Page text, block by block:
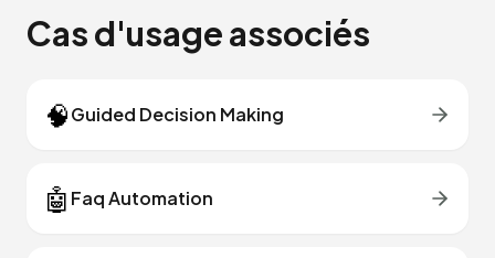
Cas d'usage associés
🧠Guided Decision Making
🤖 Faq Automation